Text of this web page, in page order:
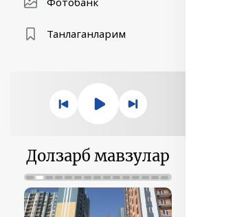
Танлаганларим
Долзарб мавзулар